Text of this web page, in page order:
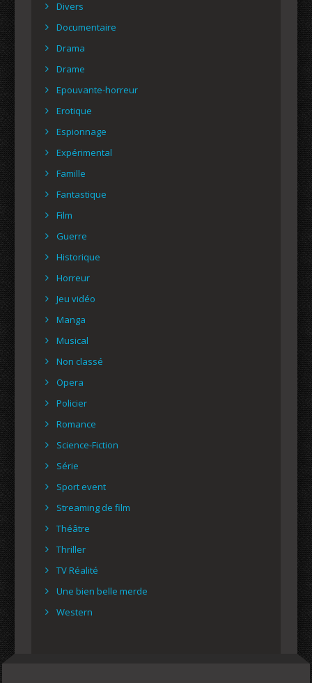
Divers
Documentaire
Drama
Drame
Epouvante-horreur
Erotique
Espionnage
Expérimental
Famille
Fantastique
Film
Guerre
Historique
Horreur
Jeu vidéo
Manga
Musical
Non classé
Opera
Policier
Romance
Science-Fiction
Série
Sport event
Streaming de film
Théâtre
Thriller
TV Réalité
Une bien belle merde
Western